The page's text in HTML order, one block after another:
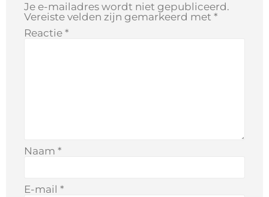
Je e-mailadres wordt niet gepubliceerd.
Vereiste velden zijn gemarkeerd met *
Reactie *
Naam *
E-mail *